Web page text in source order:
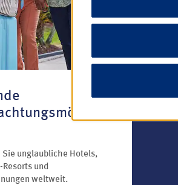
Sie unglaubliche Hotels,
Resorts und
weltweit.